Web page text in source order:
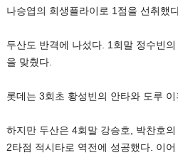
나승엽의 희생플라이로 1점을 선취했
두산도 반격에 나섰다. 1회말 정수빈
을 맞췄다.
롯데는 3회초 황성빈의 안타와 도루
하지만 두산은 4회말 강승호, 박찬호
2타점 적시타로 역전에 성공했다. 이